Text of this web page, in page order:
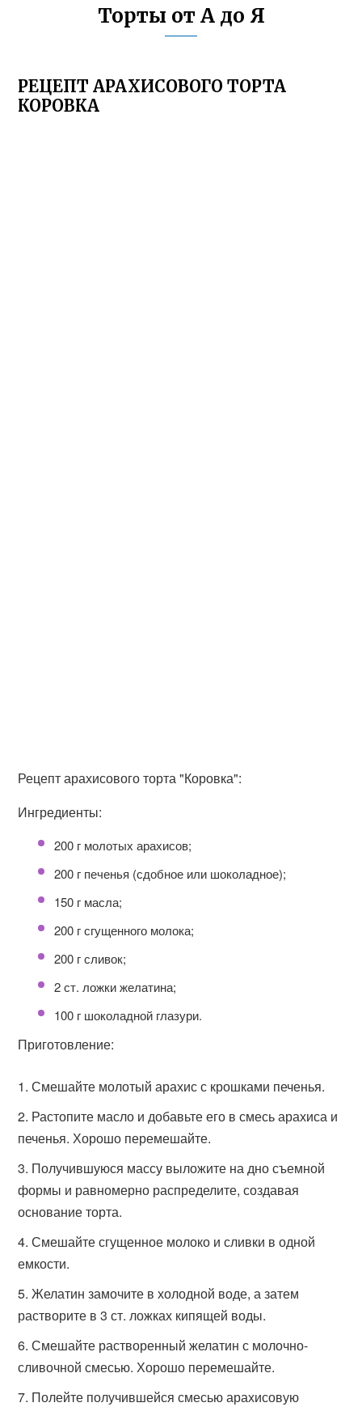
Торты от А до Я
РЕЦЕПТ АРАХИСОВОГО ТОРТА
КОРОВКА
Рецепт арахисового торта "Коровка":
Ингредиенты:
200 г молотых арахисов;
200 г печенья (сдобное или шоколадное);
150 г масла;
200 г сгущенного молока;
200 г сливок;
2 ст. ложки желатина;
100 г шоколадной глазури.
Приготовление:
Смешайте молотый арахис с крошками печенья.
Растопите масло и добавьте его в смесь арахиса и
печенья. Хорошо перемешайте.
Получившуюся массу выложите на дно съемной
формы и равномерно распределите, создавая
основание торта.
Смешайте сгущенное молоко и сливки в одной
емкости.
Желатин замочите в холодной воде, а затем
растворите в 3 ст. ложках кипящей воды.
Смешайте растворенный желатин с молочно-
сливочной смесью. Хорошо перемешайте.
Полейте получившейся смесью арахисовую